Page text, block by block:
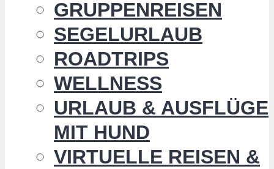
GRUPPENREISEN
SEGELURLAUB
ROADTRIPS
WELLNESS
URLAUB & AUSFLÜGE
MIT HUND
VIRTUELLE REISEN &